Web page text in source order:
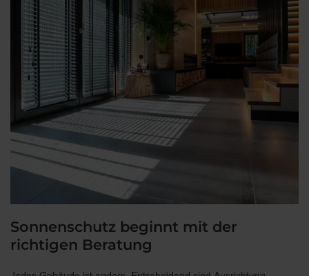
Sonnenschutz beginnt mit der
richtigen Beratung